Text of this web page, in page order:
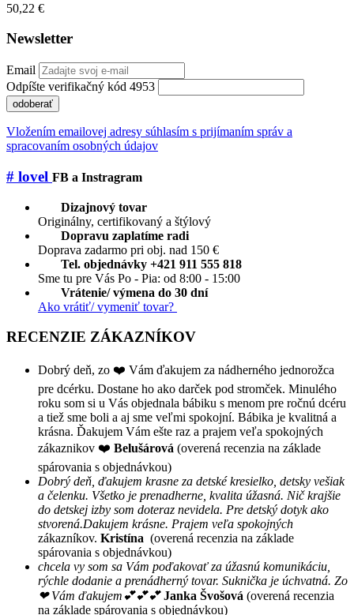
50,22 €
Newsletter
Email
Odpíšte verifikačný kód 4953
odoberať
Vložením emailovej adresy súhlasím s prijímaním správ a
spracovaním osobných údajov
# lovel FB a Instragram
Dizajnový tovar
Originálny, certifikovaný a štýlový
Dopravu zaplatíme radi
Doprava zadarmo pri obj. nad 150 €
Tel. objednávky +421 911 555 818
Sme tu pre Vás Po - Pia: od 8:00 - 15:00
Vrátenie/ výmena do 30 dní
Ako vrátiť/ vymeniť tovar?
RECENZIE ZÁKAZNÍKOV
Dobrý deň, zo ❤️ Vám ďakujem za nádherného jednorožca
pre dcérku. Dostane ho ako darček pod stromček. Minulého
roku som si u Vás objednala bábiku s menom pre ročnú dcéru
a tiež sme boli a aj sme veľmi spokojní. Bábika je kvalitná a
krásna. Ďakujem Vám ešte raz a prajem veľa spokojných
zákaznikov ❤️ Belušárová (overená recenzia na základe
spárovania s objednávkou)
Dobrý deň, ďakujem krasne za detské kresielko, detsky vešiak
a čelenku. Všetko je prenadherne, kvalita úžasná. Nič krajšie
do detskej izby som doteraz nevidela. Pre detský dotyk ako
stvorená.Dakujem krásne. Prajem veľa spokojných
zákazníkov. Kristína (overená recenzia na základe
spárovania s objednávkou)
chcela vy som sa Vám poďakovať za úžasnú komunikáciu,
rýchle dodanie a prenádherný tovar. Suknička je úchvatná. Zo
❤ Vám ďakujem💕💕💕 Janka Švošová (overená recenzia
na základe spárovania s objednávkou)